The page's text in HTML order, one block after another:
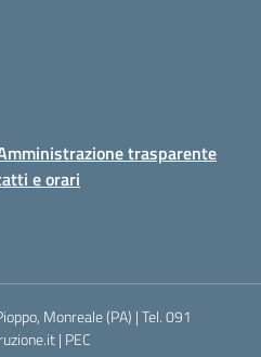
trasparente
e orari
Monreale (PA) | Tel. 091
| PEC